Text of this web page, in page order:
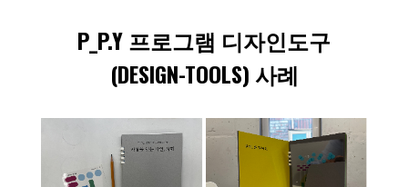
P_P.Y 프로그램 디자인도구
(DESIGN-TOOLS) 사례